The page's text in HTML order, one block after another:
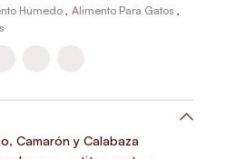
Húmedo , Alimento Para Gatos ,
Camarón y Calabaza